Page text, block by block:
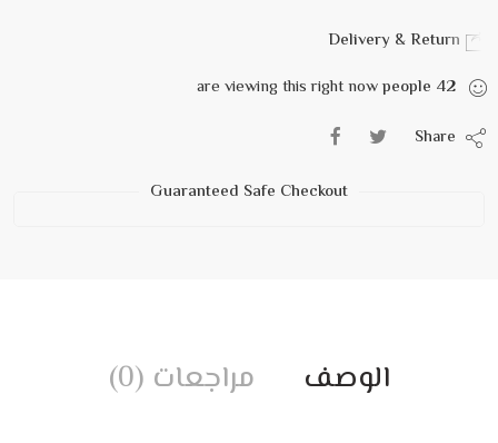
42
people
Guaranteed Safe Checkout
الوصف مراجعات (0)